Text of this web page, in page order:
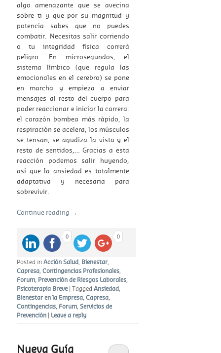
algo amenazante que se avecina
sobre ti y que por su magnitud y
potencia sabes que no puedes
combatir. Necesitas salir corriendo
o tu integridad física correrá
peligro. En microsegundos, el
sistema límbico (que regula las
emocionales en el cerebro) se pone
en marcha y empieza a enviar
mensajes al resto del cuerpo para
poder reaccionar e iniciar la carrera:
el corazón bombea más rápido, la
respiración se acelera, los músculos
se tensan, se agudiza la vista y el
resto de sentidos,… Gracias a esta
reacción podemos salir huyendo,
así que la ansiedad es totalmente
adaptativa y necesaria para
sobrevivir.
Continue reading →
0 0
Posted in Acción Salud Bienestar
Capresa ,Contingencias Profesionales
Forum Prevención de Riesgos Laborales
Psicoterapia Breve
|Tagged Ansiedad
Bienestar en la Empresa ,Capresa
Contingencias Forum ,Servicios de
Prevención
Leave a reply
Nueva Guía